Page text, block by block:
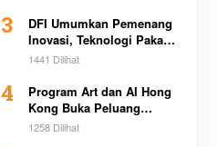
3
DFI Umumkan Pemenang
Inovasi, Teknologi Pakan
Kurangi Emisi Bikin
1441 Dilihat
4
Program Art dan AI Hong
Kong Buka Peluang
Beasiswa Pemimpin Muda
1258 Dilihat